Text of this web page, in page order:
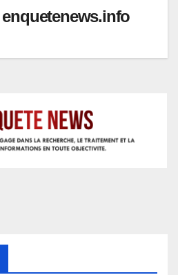
enquetenews.info